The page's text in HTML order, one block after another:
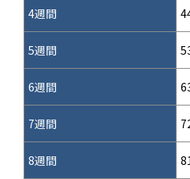
4週間
5週間
6週間
7週間
8週間